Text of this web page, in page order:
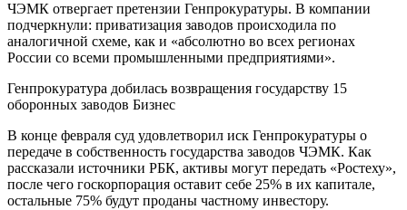
ЧЭМК отвергает претензии Генпрокуратуры. В компании
подчеркнули: приватизация заводов происходила по
аналогичной схеме, как и «абсолютно во всех регионах
России со всеми промышленными предприятиями».
Генпрокуратура добилась возвращения государству 15
оборонных заводов Бизнес
В конце февраля суд удовлетворил иск Генпрокуратуры о
передаче в собственность государства заводов ЧЭМК. Как
рассказали источники РБК, активы могут передать «Ростеху»,
после чего госкорпорация оставит себе 25% в их капитале,
остальные 75% будут проданы частному инвестору.